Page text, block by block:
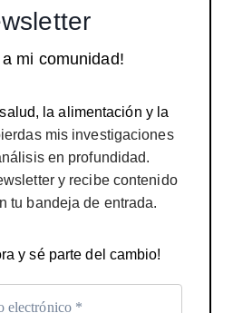
a mi comunidad!
la alimentación y la
mis investigaciones
en profundidad.
y recibe contenido
tu bandeja de entrada.
y sé parte del cambio!